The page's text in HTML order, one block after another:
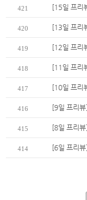
421 [15일 프리
420 [13일 프리
419 [12일 프리
418 [11일 프리
417 [10일 프리
416 [9일 프리
415 [8일 프리
414 [6일 프리